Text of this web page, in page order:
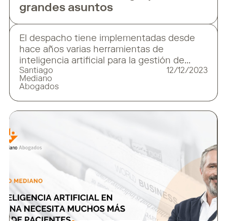
grandes asuntos
El despacho tiene implementadas desde
hace años varias herramientas de
inteligencia artificial para la gestión de
litigios y otros asuntos con un gran volumen
de expedientes. “La inteligencia artificial
Santiago
Mediano
Abogados
12/12/2023